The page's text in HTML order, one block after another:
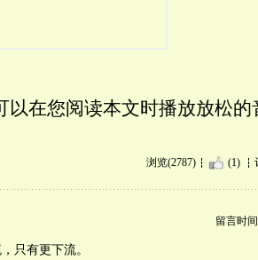
以在您阅读本文时播放放松的
浏览(2787) (1)
留言时
只有更下流。